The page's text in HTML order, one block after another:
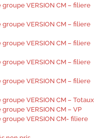
groupe VERSION CM – filiere
groupe VERSION CM – filiere
groupe VERSION CM – filiere
groupe VERSION CM – filiere
groupe VERSION CM – filiere
VERSION CM – Totaux
VERSION CM – VP
groupe VERSION CM- filiere